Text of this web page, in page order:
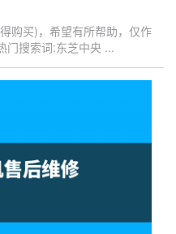
购买)，希望有所帮助，仅作
门搜索词:东芝中央 ...